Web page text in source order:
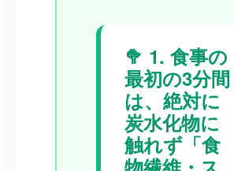
🥦 1. 食事の
最初の3分間
は、絶対に
炭水化物に
触れず「食